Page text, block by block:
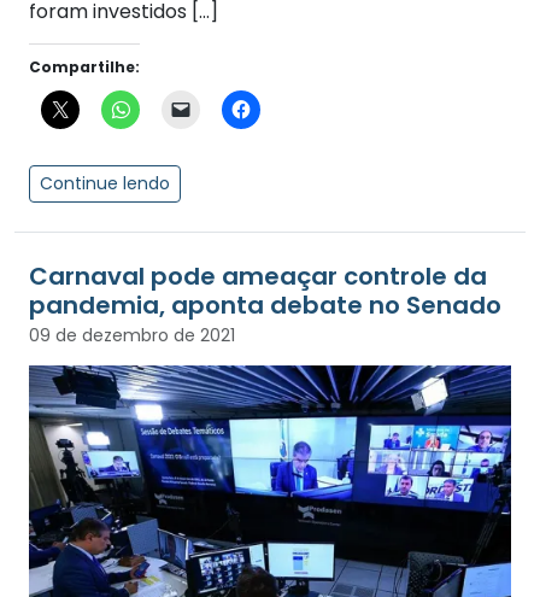
foram investidos […]
Compartilhe:
Continue lendo
Carnaval pode ameaçar controle da
pandemia, aponta debate no Senado
09 de dezembro de 2021